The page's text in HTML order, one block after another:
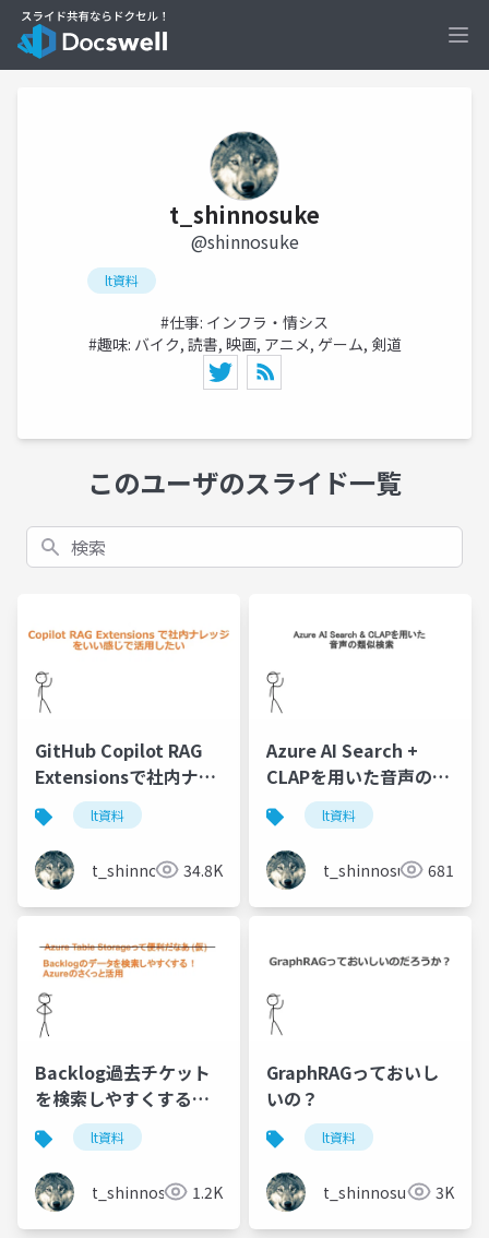
t_shinnosuke
@shinnosuke
lt資料
#仕事: インフラ・情シス
#趣味: バイク, 読書, 映画, アニメ, ゲーム, 剣道
このユーザのスライド一覧
検索
GitHub Copilot RAG
Extensionsで社内ナレ
ッジをいい感じで活用
したい
lt資料
t_shinnosuke34.8K
Azure AI Search +
CLAPを用いた音声の類
似検索lt資料
t_shinnosuke 681
Backlog過去チケット
を検索しやすくする！
Azureさくっと活用
lt資料
t_shinnosuke 1.2K
GraphRAGっておいし
いの？
lt資料
t_shinnosuke 3K